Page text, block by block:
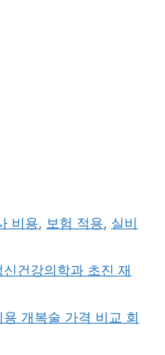
비용, 보험 적용, 실비
건강의학과 초진 재
개복술 가격 비교 회